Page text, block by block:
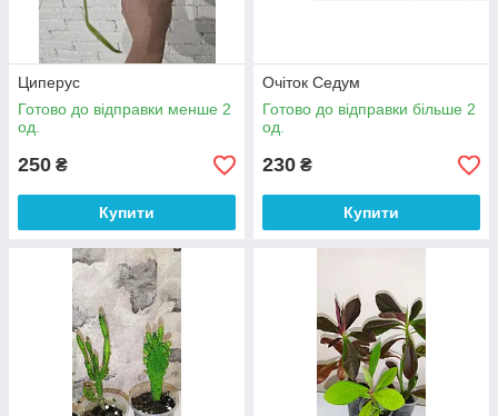
Циперус
Готово до відправки менше 2
од.
250 ₴
Купити
Очіток Седум
Готово до відправки більше 2
од.
230 ₴
Купити